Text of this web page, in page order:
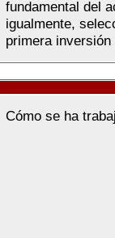
fundamental del
igualmente,
primera
Cómo se ha